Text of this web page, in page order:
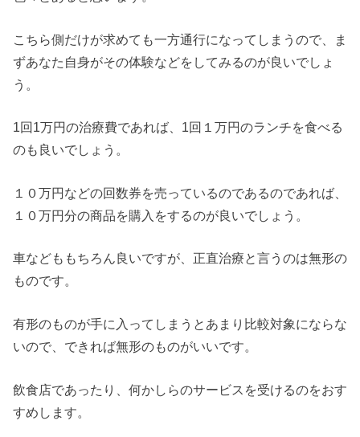
こちら側だけが求めても一方通行になってしまうので、ま
ずあなた自身がその体験などをしてみるのが良いでしょ
う。
1回1万円の治療費であれば、1回１万円のランチを食べる
のも良いでしょう。
１０万円などの回数券を売っているのであるのであれば、
１０万円分の商品を購入をするのが良いでしょう。
車などももちろん良いですが、正直治療と言うのは無形の
ものです。
有形のものが手に入ってしまうとあまり比較対象にならな
いので、できれば無形のものがいいです。
飲食店であったり、何かしらのサービスを受けるのをおす
すめします。